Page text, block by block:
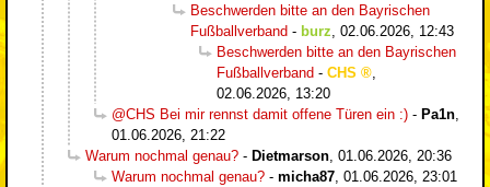
Beschwerden bitte an den Bayrischen
Fußballverband - burz, 02.06.2026, 12:43
Beschwerden bitte an den Bayrischen
Fußballverband - CHS
,
02.06.2026, 13:20
@CHS Bei mir rennst damit offene Türen ein :) - Pa1n,
01.06.2026, 21:22
Warum nochmal genau? - Dietmarson, 01.06.2026, 20:36
Warum nochmal genau? - micha87, 01.06.2026, 23:01